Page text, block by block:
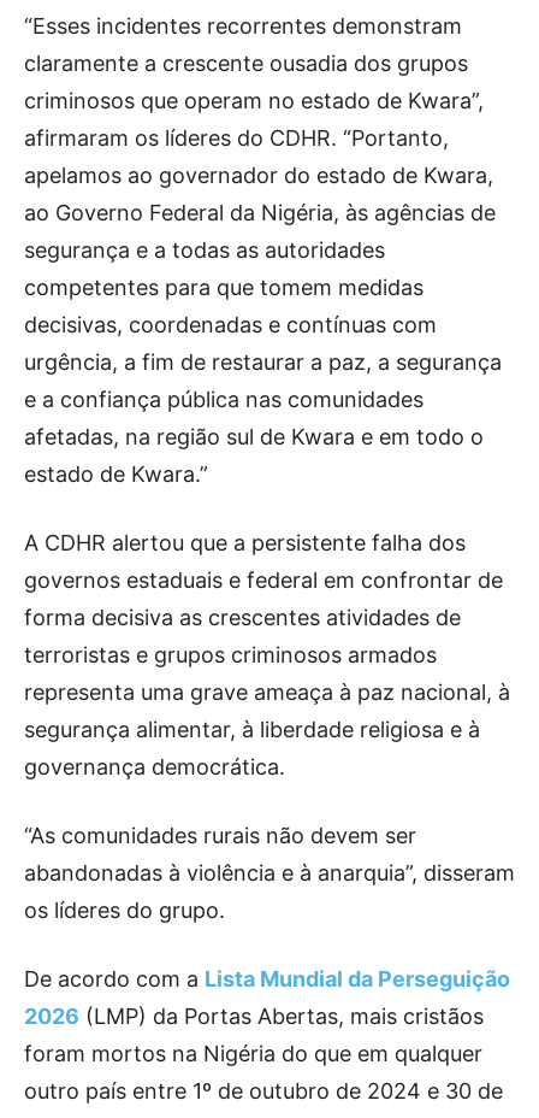
“Esses incidentes recorrentes demonstram
claramente a crescente ousadia dos grupos
criminosos que operam no estado de Kwara”,
afirmaram os líderes do CDHR. “Portanto,
apelamos ao governador do estado de Kwara,
ao Governo Federal da Nigéria, às agências de
segurança e a todas as autoridades
competentes para que tomem medidas
decisivas, coordenadas e contínuas com
urgência, a fim de restaurar a paz, a segurança
e a confiança pública nas comunidades
afetadas, na região sul de Kwara e em todo o
estado de Kwara.”
A CDHR alertou que a persistente falha dos
governos estaduais e federal em confrontar de
forma decisiva as crescentes atividades de
terroristas e grupos criminosos armados
representa uma grave ameaça à paz nacional, à
segurança alimentar, à liberdade religiosa e à
governança democrática.
“As comunidades rurais não devem ser
abandonadas à violência e à anarquia”, disseram
os líderes do grupo.
De acordo com a Lista Mundial da Perseguição
2026 (LMP) da Portas Abertas, mais cristãos
foram mortos na Nigéria do que em qualquer
outro país entre 1º de outubro de 2024 e 30 de